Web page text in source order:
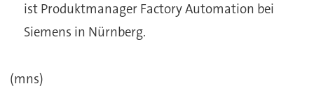
ist Produktmanager Factory Automation bei
Siemens in Nürnberg.
(mns)